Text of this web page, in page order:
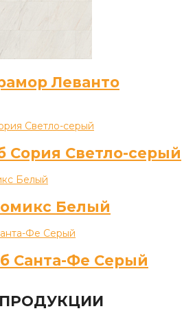
Леванто
Сория Светло-серый
Белый
Санта-Фе Серый